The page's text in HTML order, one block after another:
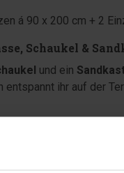
á 90 x 200 cm + 2
Schaukel &
und ein
entspannt ihr auf der
Meer und
den schönen, breiten
Der nächste